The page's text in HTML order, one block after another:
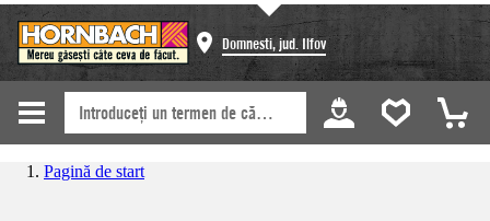
Domnesti, jud. Ilfov
Pagină de start